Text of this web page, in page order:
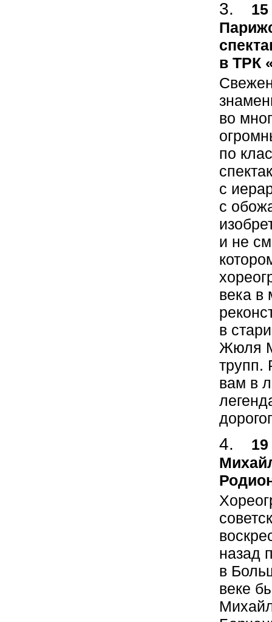
в ТРК
во
по
с
с
и не
века в
в
Жюля
трупп.
вам в
назад
в
веке